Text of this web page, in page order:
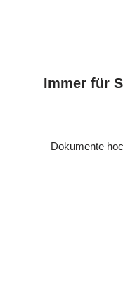
Immer für
Dokumente